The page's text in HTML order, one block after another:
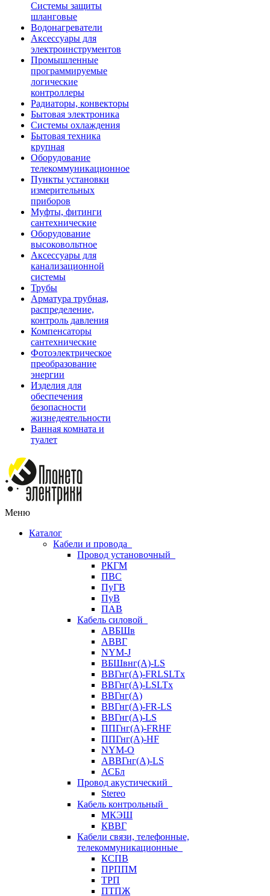
Системы защиты
шланговые
Водонагреватели
Аксессуары для
электроинструментов
Промышленные
программируемые
логические
контроллеры
Радиаторы, конвекторы
Бытовая электроника
Системы охлаждения
Бытовая техника
крупная
Оборудование
телекоммуникационное
Пункты установки
измерительных
приборов
Муфты, фитинги
сантехнические
Оборудование
высоковольтное
Аксессуары для
канализационной
системы
Трубы
Арматура трубная,
распределение,
контроль давления
Компенсаторы
сантехнические
Фотоэлектрическое
преобразование
энергии
Изделия для
обеспечения
безопасности
жизнедеятельности
Ванная комната и
туалет
Меню
Каталог
Кабели и провода
Провод установочный
РКГМ
ПВС
ПуГВ
ПуВ
ПАВ
Кабель силовой
АВБШв
АВВГ
NYM-J
ВБШвнг(А)-LS
ВВГнг(A)-FRLSLTx
ВВГнг(A)-LSLTx
ВВГнг(А)
ВВГнг(А)-FR-LS
ВВГнг(А)-LS
ППГнг(А)-FRHF
ППГнг(А)-HF
NYM-O
АВВГнг(А)-LS
АСБл
Провод акустический
Stereo
Кабель контрольный
МКЭШ
КВВГ
Кабели связи, телефонные,
телекоммуникационные
КСПВ
ПРППМ
ТРП
ПТПЖ